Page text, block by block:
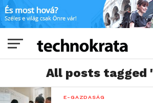
All posts tagged
E-GAZDASÁG